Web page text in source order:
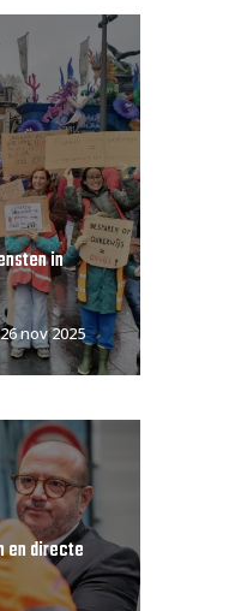
in
26 nov 2025
en directe